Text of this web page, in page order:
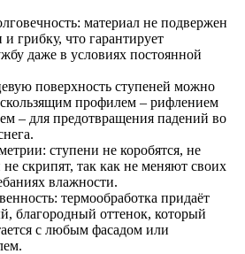
материал не подвержен
грибку, что гарантирует
даже в условиях постоянной
поверхность ступеней можно
профилем – рифлением
– для предотвращения падений во
ступени не коробятся, не
скрипят, так как не меняют своих
влажности.
термообработка придаёт
благородный оттенок, который
с любым фасадом или